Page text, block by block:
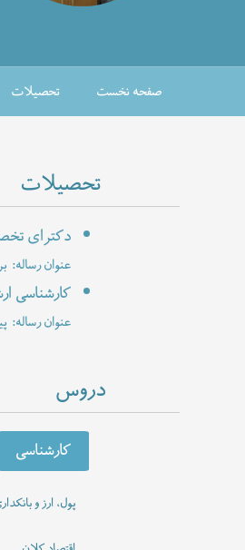
صفحه نخست تحصیلات
تحصیلات
دکترای
عنوان رساله:
کارشناسی
عنوان رساله:
دروس
کارشناسی
پول، ارز و
اقتصاد کلان